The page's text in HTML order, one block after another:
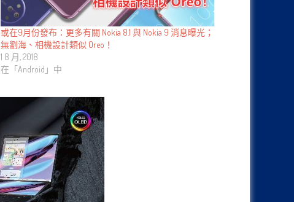
或在9月份發布：更多有關 Nokia 8.1 與 Nokia 9 消息曝光；
無劉海、相機設計類似 Oreo！
1 8 月, 2018
在「Android」中